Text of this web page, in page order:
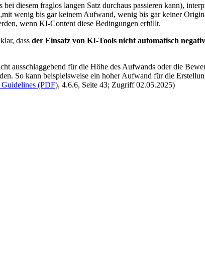
diesem fraglos langen Satz durchaus passieren kann),
wenig bis gar keinem Aufwand, wenig bis gar keiner
wenn KI-Content diese Bedingungen erfüllt.
dass der Einsatz von KI-Tools nicht automatisch
ausschlaggebend für die Höhe des Aufwands oder die
So kann beispielsweise ein hoher Aufwand für die
(PDF), 4.6.6, Seite 43; Zugriff 02.05.2025)